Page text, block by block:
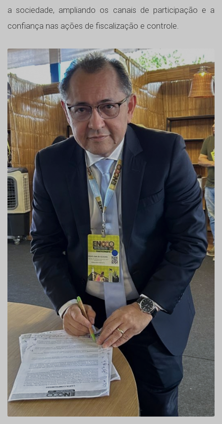
a sociedade, ampliando os canais de participação e a
confiança nas ações de fiscalização e controle.